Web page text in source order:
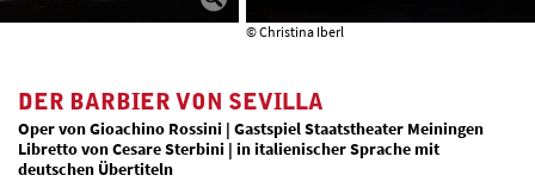
© Christina Iberl
DER BARBIER VON SEVILLA
Oper von Gioachino Rossini | Gastspiel Staatstheater Meiningen
Libretto von Cesare Sterbini | in italienischer Sprache mit
deutschen Übertiteln